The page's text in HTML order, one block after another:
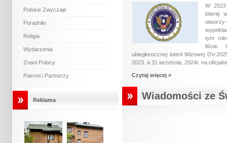
Polskie Zwyczaje
Poradniki
Religia
Wydarzenia
Znani Polacy
Patroni i Partnerzy
Reklama
W
loterię
otworzy
tym
liście.
ubiegłorocznej loterii Wizowej DV-
2023. a 31 września, 2024r. na
Czytaj więcej »
Wiadomości ze